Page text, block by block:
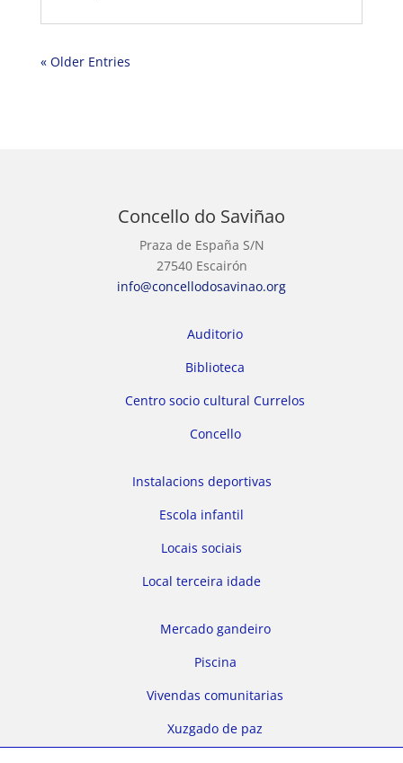
« Older Entries
Concello do Saviñao
Praza de España S/N
27540 Escairón
info@concellodosavinao.org
Auditorio
Biblioteca
Centro socio cultural Currelos
Concello
Instalacions deportivas
Escola infantil
Locais sociais
Local terceira idade
Mercado gandeiro
Piscina
Vivendas comunitarias
Xuzgado de paz